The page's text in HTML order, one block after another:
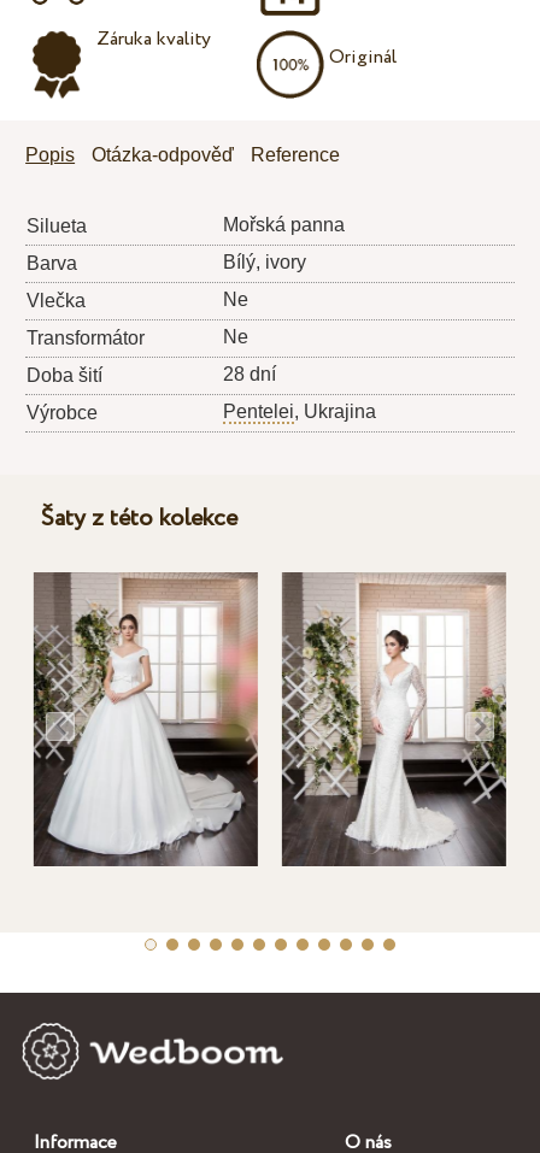
Záruka kvality
Originál
Popis Otázka-odpověď Reference
Silueta
Mořská panna
Barva
Bílý, ivory
Vlečka
Ne
Transformátor
Ne
Doba šití
28 dní
Výrobce
Pentelei, Ukrajina
Šaty z této kolekce
Informace O nás